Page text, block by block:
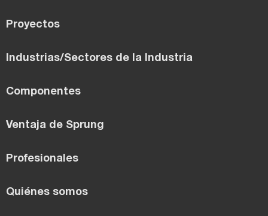
Proyectos
Industrias/Sectores de la Industria
Componentes
Ventaja de Sprung
Profesionales
Quiénes somos